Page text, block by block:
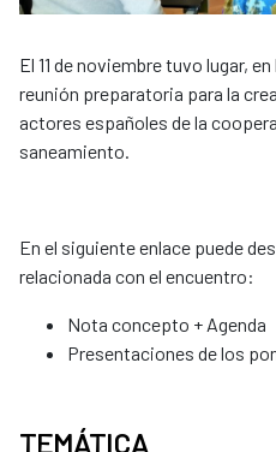
El 11 de noviembre tuvo lugar,
reunión preparatoria para la
actores españoles de la
saneamiento.
En el siguiente enlace puede
relacionada con el encuentro:
Nota concepto + Agenda
Presentaciones de los
TEMÁTICA